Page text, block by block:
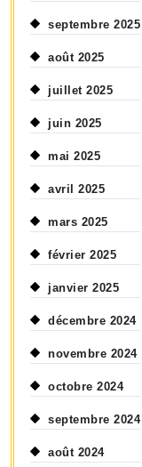
septembre 2025
août 2025
juillet 2025
juin 2025
mai 2025
avril 2025
mars 2025
février 2025
janvier 2025
décembre 2024
novembre 2024
octobre 2024
septembre 2024
août 2024